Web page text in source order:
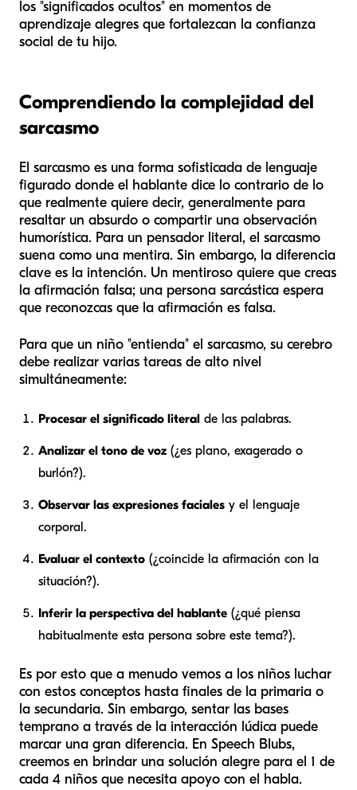
los "significados ocultos" en momentos de
aprendizaje alegres que fortalezcan la confianza
social de tu hijo.
Comprendiendo la complejidad del
sarcasmo
El sarcasmo es una forma sofisticada de lenguaje
figurado donde el hablante dice lo contrario de lo
que realmente quiere decir, generalmente para
resaltar un absurdo o compartir una observación
humorística. Para un pensador literal, el sarcasmo
suena como una mentira. Sin embargo, la diferencia
clave es la intención. Un mentiroso quiere que creas
la afirmación falsa; una persona sarcástica espera
que reconozcas que la afirmación es falsa.
Para que un niño "entienda" el sarcasmo, su cerebro
debe realizar varias tareas de alto nivel
simultáneamente:
Procesar el significado literal de las palabras.
Analizar el tono de voz (¿es plano, exagerado o
burlón?).
Observar las expresiones faciales y el lenguaje
corporal.
Evaluar el contexto (¿coincide la afirmación con la
situación?).
Inferir la perspectiva del hablante (¿qué piensa
habitualmente esta persona sobre este tema?).
Es por esto que a menudo vemos a los niños luchar
con estos conceptos hasta finales de la primaria o
la secundaria. Sin embargo, sentar las bases
temprano a través de la interacción lúdica puede
marcar una gran diferencia. En Speech Blubs,
creemos en brindar una solución alegre para el 1 de
cada 4 niños que necesita apoyo con el habla.